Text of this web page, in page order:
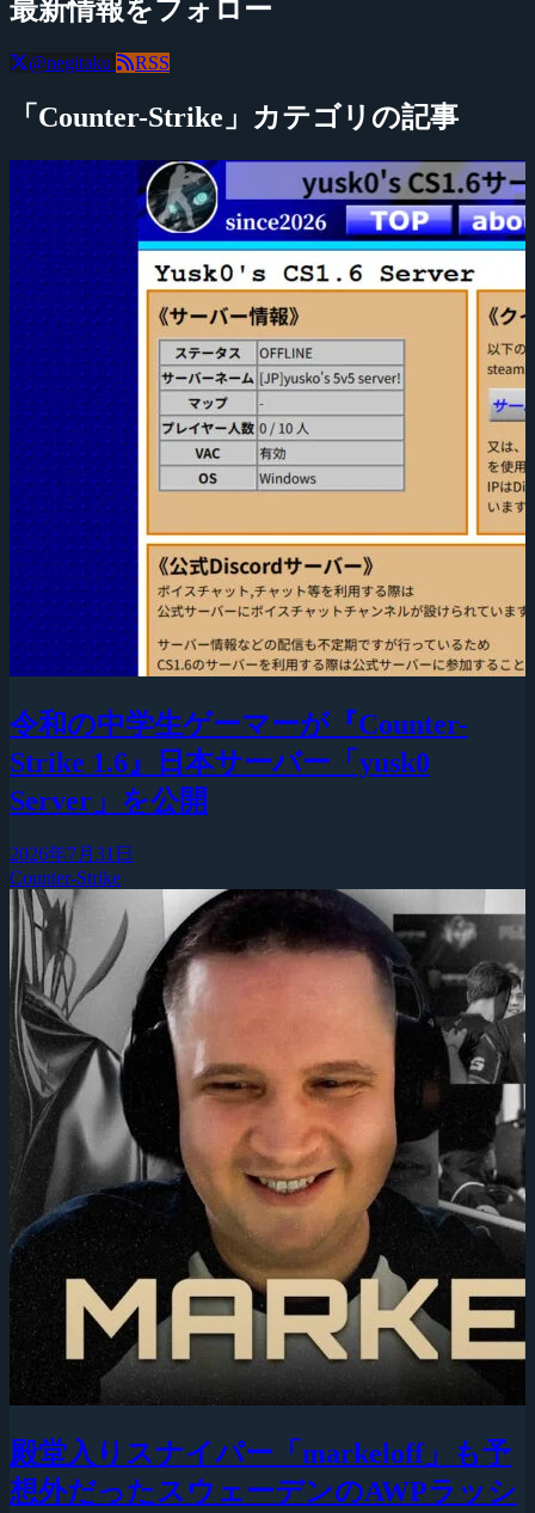
最新情報をフォロー
@negitaku RSS
「Counter-Strike」カテゴリの記事
令和の中学生ゲーマーが『Counter-
Strike 1.6』日本サーバー「yusk0
Server」を公開
2026年7月31日
Counter-Strike
殿堂入りスナイパー「markeloff」も予
想外だったスウェーデンのAWPラッシ